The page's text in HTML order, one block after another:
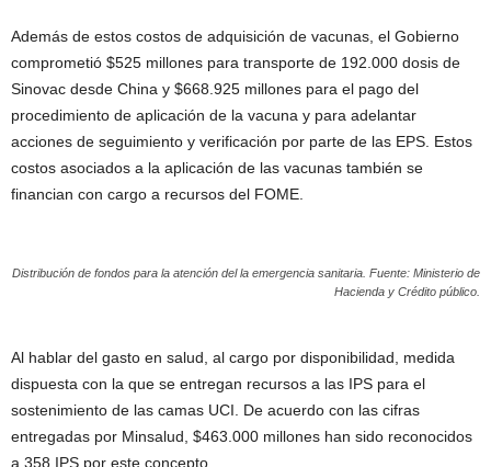
Además de estos costos de adquisición de vacunas, el Gobierno
comprometió $525 millones para transporte de 192.000 dosis de
Sinovac desde China y $668.925 millones para el pago del
procedimiento de aplicación de la vacuna y para adelantar
acciones de seguimiento y verificación por parte de las EPS. Estos
costos asociados a la aplicación de las vacunas también se
financian con cargo a recursos del FOME.
Distribución de fondos para la atención del la emergencia sanitaria. Fuente: Ministerio de
Hacienda y Crédito público.
Al hablar del gasto en salud, al cargo por disponibilidad, medida
dispuesta con la que se entregan recursos a las IPS para el
sostenimiento de las camas UCI. De acuerdo con las cifras
entregadas por Minsalud, $463.000 millones han sido reconocidos
a 358 IPS por este concepto.